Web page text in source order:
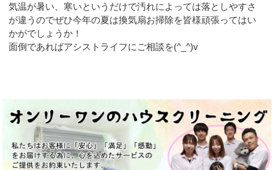
気温が暑い、寒いというだけで汚れによっては落としやすさ
が違うのでぜひ今年の夏は換気扇お掃除を皆様頑張ってはい
かがでしょうか！
面倒であればアシストライフにご相談を(^_^)v